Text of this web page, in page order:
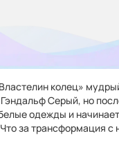
колец»
Серый, но
одежды и
за трансформация с